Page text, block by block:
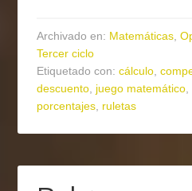
Archivado en: Matemáticas,
Tercer ciclo
Etiquetado con:cálculo,
descuento, juego matemático,
porcentajes, ruletas